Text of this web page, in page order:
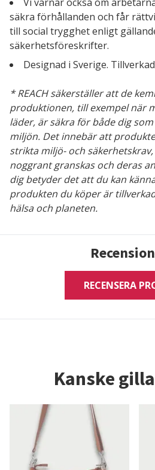
säkra förhållanden och får
till social trygghet enligt
säkerhetsföreskrifter.
Designad i Sverige.
* REACH säkerställer att de
produktionen, till exempel när
läder, är säkra för både dig
miljön. Det innebär att
strikta miljö- och
noggrant granskas och deras
dig betyder det att du kan
produkten du köper är
hälsa och planeten.
RECENSERA
Kanske